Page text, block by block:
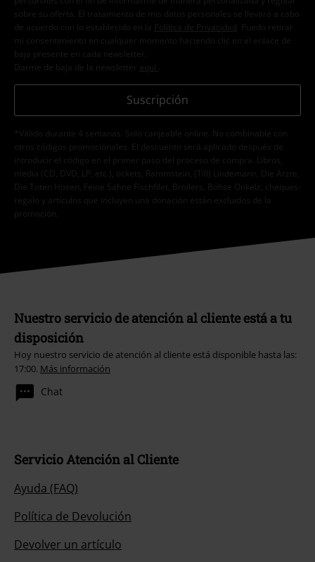
sobre su oferta. El tratamiento de mis datos personales se llevará a cabo
de acuerdo con lo establecido en la
Política de Privacidad . Puedo retirar
mi consentimiento en cualquier momento haciendo clic en el enlace de
baja presente en cada newsletter.
Darme de baja de la newsletter
aquí
Suscripción
*Válido durante 4 semanas. Solo canjeable online. No combinable con
otros códigos promocionales. El descuento será aplicado después de
introducir el código en el primer paso del proceso de compra. Libros,
media (CD, DVD, LP, etc.), tickets, Rammstein, (Till) Lindemann, Die Ärzte,
Die Toten Hosen, Feine Sahne Fischfilet, Broilers, Böhse Onkelz, cheques-
regalo y artículos que incluyen una donación están excluidos de la
promoción.
Nuestro servicio de atención al cliente está a tu
disposición
Hoy nuestro servicio de atención al cliente está disponible hasta las:
17:00. Más información
Chat
Servicio Atención al Cliente
Ayuda (FAQ)
Política de Devolución
Devolver un artículo